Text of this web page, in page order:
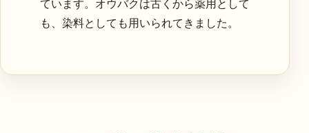
ています。オウバクは古くから薬用として
も、染料としても用いられてきました。